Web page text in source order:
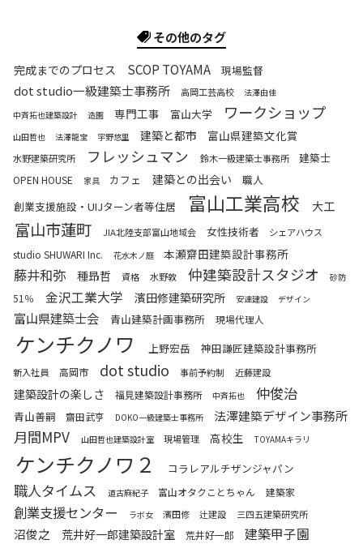
その他のタグ
完成までのプロセス SCOP TOYAMA 現場監督
dot studio一級建築士事務所 高岡工芸高校
法澤由佳
中斉拓也建築設計
造園 専門工事 富山大学 ワークショップ
山田哲也 法澤龍宝 宇野悠里 建築と都市 富山県建築文化賞
水野建築研究所 フレッシュマン 鈴木一級建築士事務所 建築士
OPEN HOUSE 家具 カフェ 建築との出会い
職人
創業支援施設・UIJターン者等住居
富山工業高校 大工
富山市蓮町 JIA北陸支部富山地域会 女性技術者 シェアハウス
studio SHUWARI Inc. 花水木ノ庭 本瀬齋田建築設計事務所
藤井和弥 種昻哲 資格 水野敦 仲建築設計スタジオ 砂防
51％ 金沢工業大学 濱田修建築研究所 安達建設 デザイン
富山県建築士会 青山建築計画事務所 現場代理人
ケンチクノワ 上野宏岳 神田謙匠建築設計事務所
新入社員 高岡市 dot studio 事前予約制 近藤建設
建築設計の楽しさ 福見建築設計事務所 中斉拓也 仲俊治
青山善嗣 齋田武亨 DOKO一級建築士事務所 法澤建築デザイン事務所
月間MPV 山田哲也建築設計室 現場管理 高校生 TOYAMAキラリ
ケンチクノワ２ コラレアルチザンジャパン
職人タイムス 道古麻紀子 富山オタクことちゃん 建築家
創業支援センター ラボ女 濱田修 辻建設 三四五建築研究所
沼俊之 荒井好一郎建築設計室 荒井好一郎 建築甲子園